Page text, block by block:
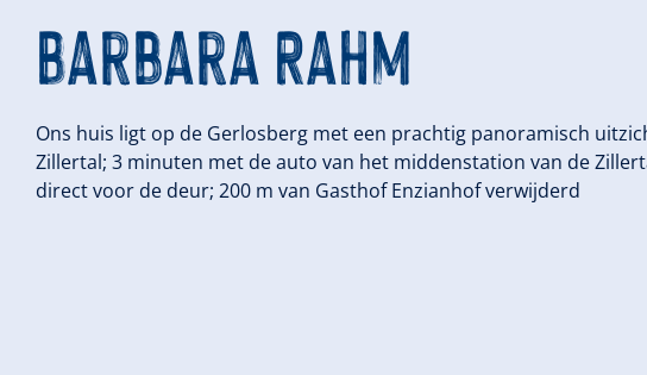
Barbara Rahm
Ons huis ligt op de Gerlosberg met een prachtig panoramisch
Zillertal; 3 minuten met de auto van het middenstation van de
direct voor de deur; 200 m van Gasthof Enzianhof verwijderd